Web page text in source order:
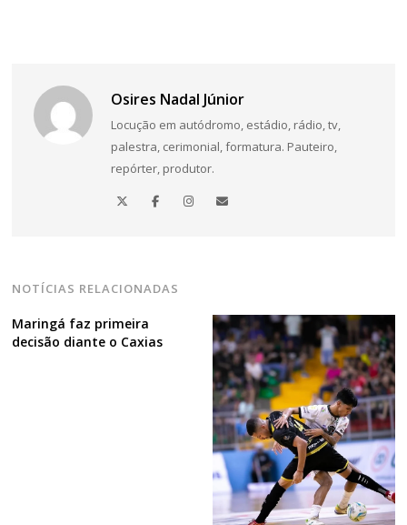
Osires Nadal Júnior
Locução em autódromo, estádio, rádio, tv,
palestra, cerimonial, formatura. Pauteiro,
repórter, produtor.
NOTÍCIAS RELACIONADAS
Maringá faz primeira
decisão diante o Caxias
Post